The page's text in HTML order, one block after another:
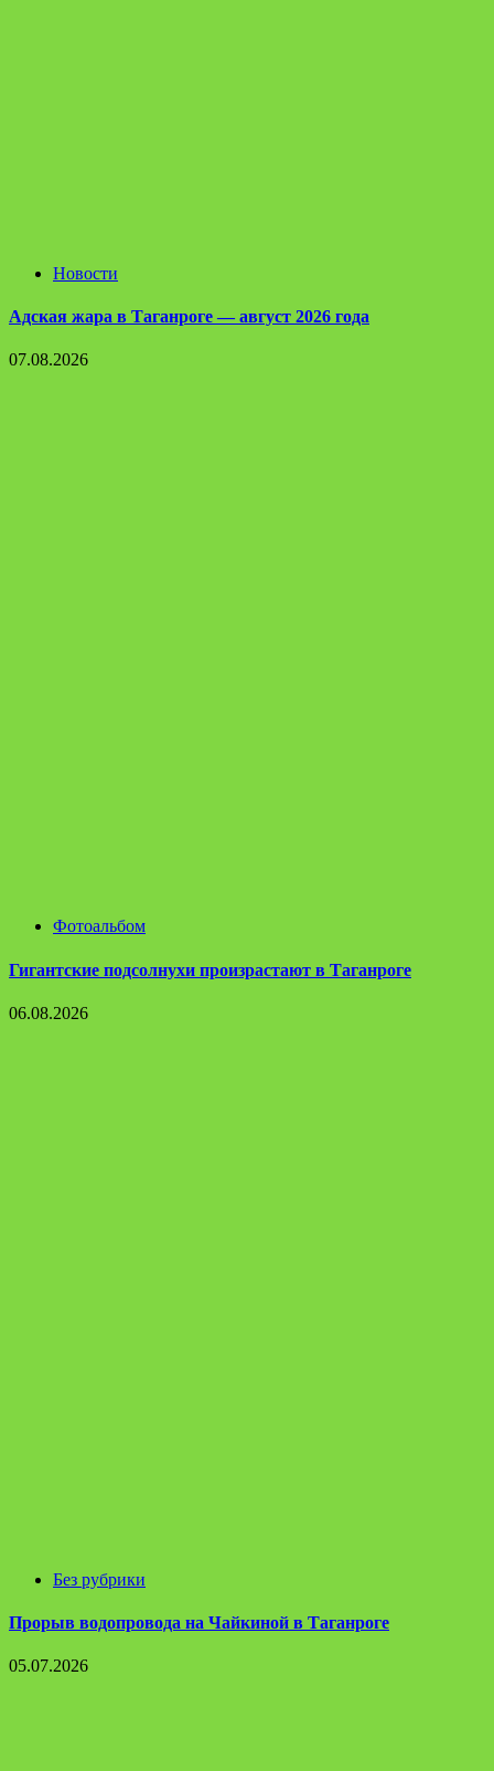
Новости
Адская жара в Таганроге — август 2026 года
07.08.2026
Фотоальбом
Гигантские подсолнухи произрастают в Таганроге
06.08.2026
Без рубрики
Прорыв водопровода на Чайкиной в Таганроге
05.07.2026